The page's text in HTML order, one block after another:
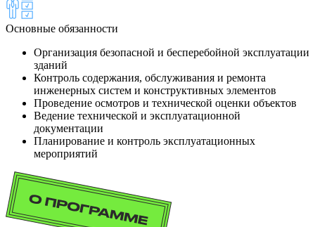
Основные обязанности
Организация безопасной и бесперебойной эксплуатации
зданий
Контроль содержания, обслуживания и ремонта
инженерных систем и конструктивных элементов
Проведение осмотров и технической оценки объектов
Ведение технической и эксплуатационной
документации
Планирование и контроль эксплуатационных
мероприятий